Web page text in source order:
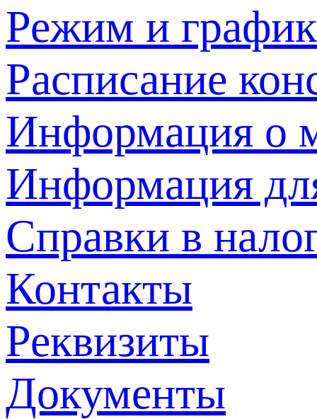
Режим и
Расписание
Информация о
Информация
Справки в
Контакты
Реквизиты
Документы